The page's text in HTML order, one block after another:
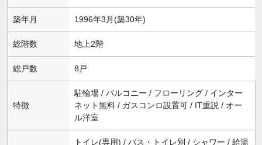
築年月 1996年3月(築30年)
総階数 地上2階
総戸数 8戸
特徴
駐輪場 / バルコニー / フローリング / インター
ネット無料 / ガスコンロ設置可 / IT重説 / オー
ル洋室
トイレ(専用) / バス・トイレ別 / シャワー / 給湯